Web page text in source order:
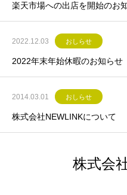
楽天市場への出店を開始のお
2022.12.03 おしらせ
2022年末年始休暇のお知らせ
2014.03.01 おしらせ
株式会社NEWLINKについて
株式会